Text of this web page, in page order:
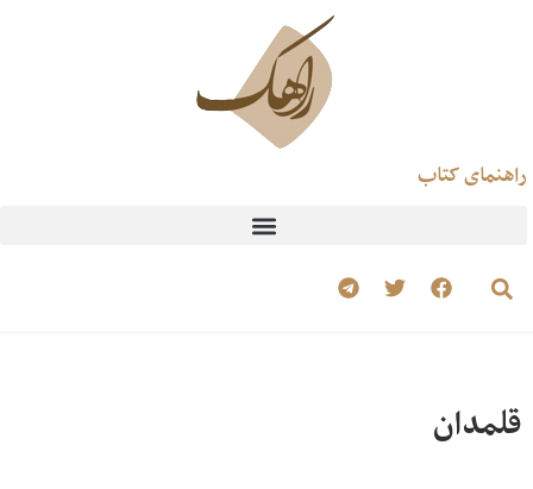
راهنمای کتاب
قلمدان